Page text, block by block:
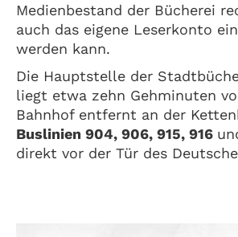
Medienbestand der Bücherei
auch das eigene Leserkonto
werden kann.
Die Hauptstelle der
liegt etwa zehn Gehminuten
Bahnhof entfernt an der
Buslinien 904, 906, 915, 916
direkt vor der Tür des